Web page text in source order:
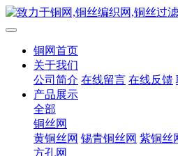
铜网首页
关于我们
公司简介 在线留言 在线反馈
产品展示
全部
铜丝网
黄铜丝网 锡青铜丝网 紫铜丝
方孔网